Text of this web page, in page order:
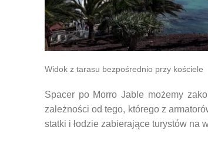
Widok z tarasu bezpośrednio przy kościele
Spacer po Morro Jable możemy
zależności od tego, którego z
statki i łodzie zabierające turystów na